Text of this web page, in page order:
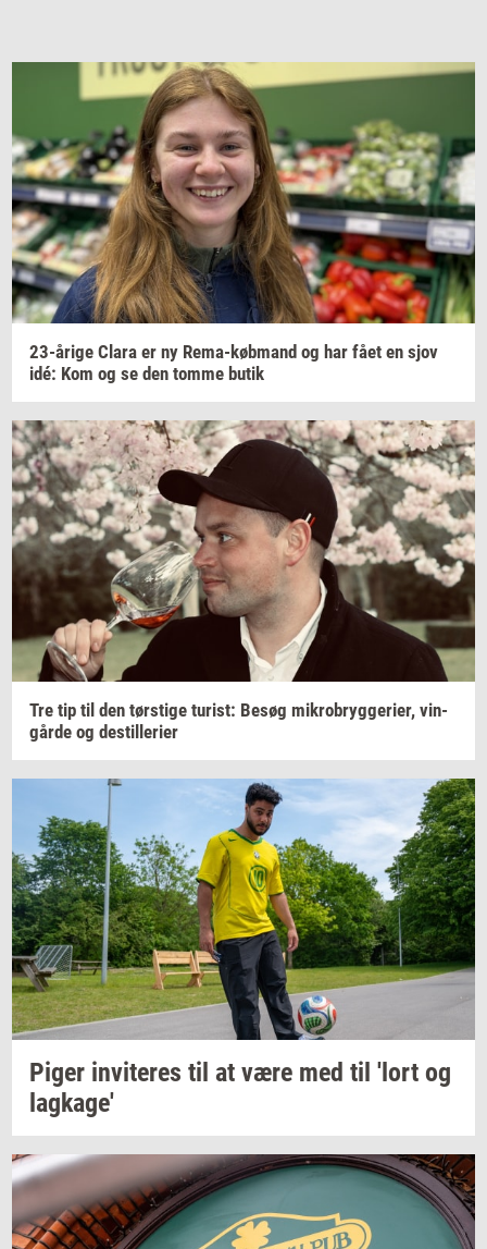
23-​årige Clara er ny Rema-​købmand og har fået en sjov
idé: Kom og se den tomme butik
Tre tip til den tørsti­ge turist: Besøg mi­kro­bryg­ge­ri­er, vin­
går­de og destil­le­ri­er
Piger in­vi­te­res til at være med til 'lort og
lag­ka­ge'